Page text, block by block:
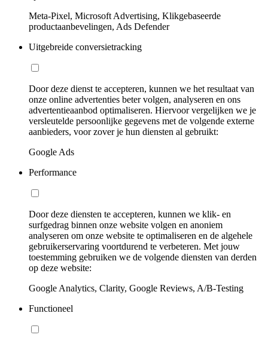
Meta-Pixel, Microsoft Advertising, Klikgebaseerde
productaanbevelingen, Ads Defender
Uitgebreide conversietracking
Door deze dienst te accepteren, kunnen we het resultaat van
onze online advertenties beter volgen, analyseren en ons
advertentieaanbod optimaliseren. Hiervoor vergelijken we je
versleutelde persoonlijke gegevens met de volgende externe
aanbieders, voor zover je hun diensten al gebruikt:
Google Ads
Performance
Door deze diensten te accepteren, kunnen we klik- en
surfgedrag binnen onze website volgen en anoniem
analyseren om onze website te optimaliseren en de algehele
gebruikerservaring voortdurend te verbeteren. Met jouw
toestemming gebruiken we de volgende diensten van derden
op deze website:
Google Analytics, Clarity, Google Reviews, A/B-Testing
Functioneel